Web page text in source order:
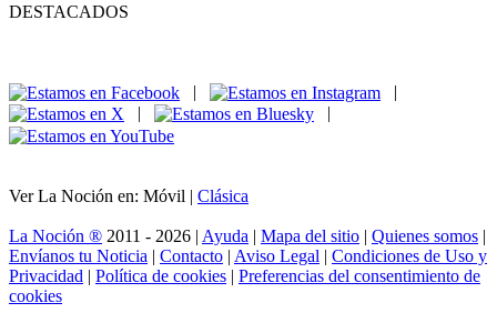
DESTACADOS
|
|
|
|
Ver La Noción en: Móvil | Clásica
La Noción ® 2011 - 2026 | Ayuda | Mapa del sitio | Quienes somos |
Envíanos tu Noticia | Contacto | Aviso Legal | Condiciones de Uso y
Privacidad | Política de cookies | Preferencias del consentimiento de
cookies